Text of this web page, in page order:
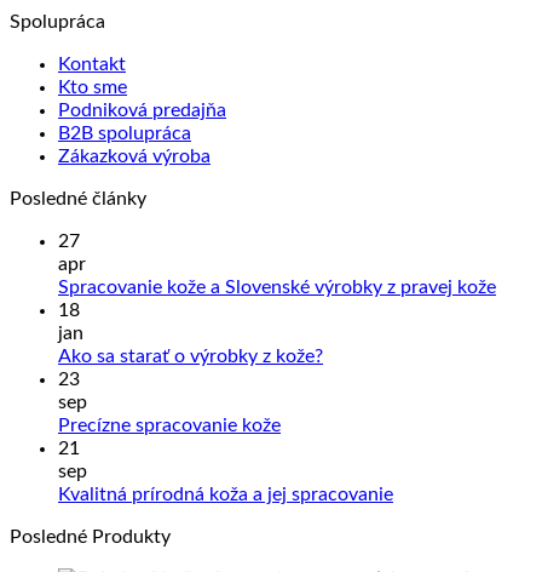
Spolupráca
Kontakt
Kto sme
Podniková predajňa
B2B spolupráca
Zákazková výroba
Posledné články
27
apr
Spracovanie kože a Slovenské výrobky z pravej kože
18
jan
Ako sa starať o výrobky z kože?Žiadne
o
23
sep
Precízne spracovanie kožeŽiadne
Precízne
21
sep
Kvalitná prírodná koža a jej spracovanieŽiadne
Posledné Produkty